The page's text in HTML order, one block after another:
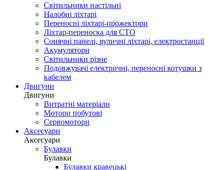
Світильники настільні
Налобні ліхтарі
Переносні ліхтарі-прожектори
Ліхтар-переноска для СТО
Сонячні панелі, вуличні ліхтарі, електростанції
Акумулятори
Світильники різне
Подовжувачі електричні, переносні котушки з
кабелем
Двигуни
Двигуни
Витратні матеріали
Мотори побутові
Сервомотори
Аксесуари
Аксесуари
Булавки
Булавки
Булавки кравецькі